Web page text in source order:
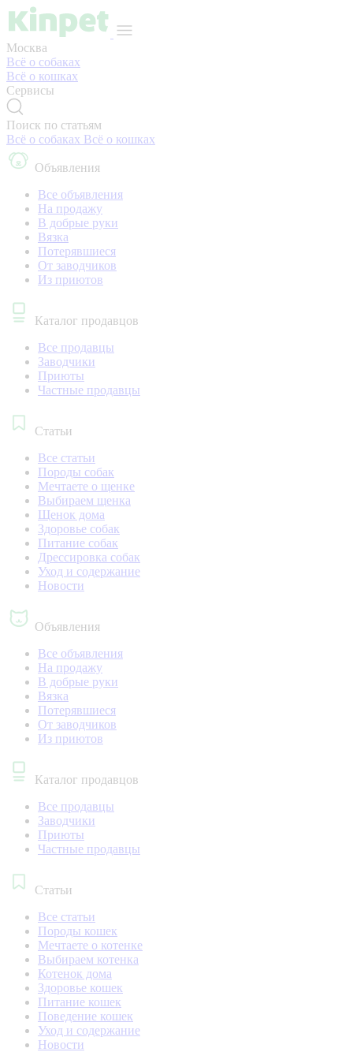
Москва
Всё о собаках
Всё о кошках
Сервисы
Поиск по статьям
Всё о собаках Всё о кошках
Объявления
Все объявления
На продажу
В добрые руки
Вязка
Потерявшиеся
От заводчиков
Из приютов
Каталог продавцов
Все продавцы
Заводчики
Приюты
Частные продавцы
Статьи
Все статьи
Породы собак
Мечтаете о щенке
Выбираем щенка
Щенок дома
Здоровье собак
Питание собак
Дрессировка собак
Уход и содержание
Новости
Объявления
Все объявления
На продажу
В добрые руки
Вязка
Потерявшиеся
От заводчиков
Из приютов
Каталог продавцов
Все продавцы
Заводчики
Приюты
Частные продавцы
Статьи
Все статьи
Породы кошек
Мечтаете о котенке
Выбираем котенка
Котенок дома
Здоровье кошек
Питание кошек
Поведение кошек
Уход и содержание
Новости